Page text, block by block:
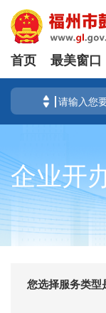
首页 最美窗口
企业开
您选择服务类型